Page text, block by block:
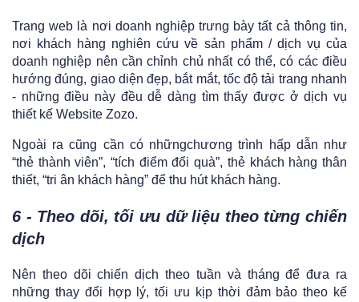
Trang web là nơi doanh nghiệp trưng bày tất cả thông tin,
nơi khách hàng nghiên cứu về sản phẩm / dịch vụ của
doanh nghiệp nên cần chỉnh chủ nhất có thể, có các điều
hướng đúng, giao diện đẹp, bắt mắt, tốc độ tải trang nhanh
- những điều này đều dễ dàng tìm thấy được ở dịch vụ
thiết kế Website Zozo.
Ngoài ra cũng cần có nhữngchương trình hấp dẫn như
“thẻ thành viên”, “tích điểm đổi quà”, thẻ khách hàng thân
thiết, “tri ân khách hàng” để thu hút khách hàng.
6 - Theo dõi, tối ưu dữ liệu theo từng chiến
dịch
Nên theo dõi chiến dịch theo tuần và tháng để đưa ra
những thay đổi hợp lý, tối ưu kịp thời đảm bảo theo kế